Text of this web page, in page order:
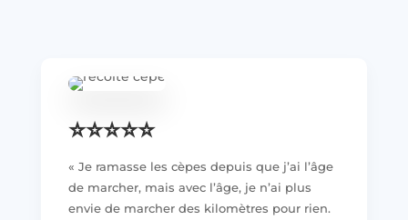
⭐️⭐️⭐️⭐️⭐️
« Je ramasse les cèpes depuis que j’ai l’âge
de marcher, mais avec l’âge, je n’ai plus
envie de marcher des kilomètres pour rien.